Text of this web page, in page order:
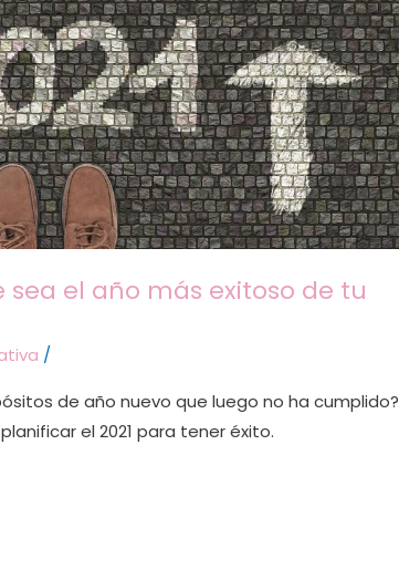
sea el año más exitoso de tu
/
de año nuevo que luego no ha cumplido?
el 2021 para tener éxito.